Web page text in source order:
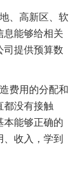
、高新区、软
息能够给相关
司提供预算数
费用的分配和
都没有接触
本能够正确的
收入，学到